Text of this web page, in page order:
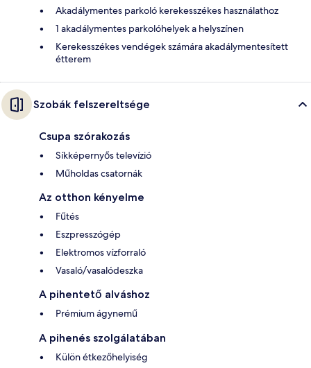
Akadálymentes parkoló kerekesszékes használathoz
1 akadálymentes parkolóhelyek a helyszínen
Kerekesszékes vendégek számára akadálymentesített
étterem
Szobák felszereltsége
Csupa szórakozás
Síkképernyős televízió
Műholdas csatornák
Az otthon kényelme
Fűtés
Eszpresszógép
Elektromos vízforraló
Vasaló/vasalódeszka
A pihentető alváshoz
Prémium ágynemű
A pihenés szolgálatában
Külön étkezőhelyiség